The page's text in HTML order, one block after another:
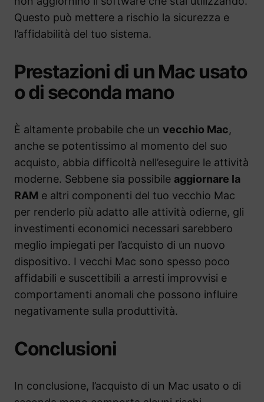
Questo può mettere a rischio la sicurezza e
l’affidabilità del tuo sistema.
Prestazioni di un Mac usato
o di seconda mano
È altamente probabile che un vecchio Mac,
anche se potentissimo al momento del suo
acquisto, abbia difficoltà nell’eseguire le attività
moderne. Sebbene sia possibile aggiornare la
RAM e altri componenti del tuo vecchio Mac
per renderlo più adatto alle attività odierne, gli
investimenti economici necessari sarebbero
meglio impiegati per l’acquisto di un nuovo
dispositivo. I vecchi Mac sono spesso poco
affidabili e suscettibili a arresti improvvisi e
comportamenti anomali che possono influire
negativamente sulla produttività.
Conclusioni
In conclusione, l’acquisto di un Mac usato o di